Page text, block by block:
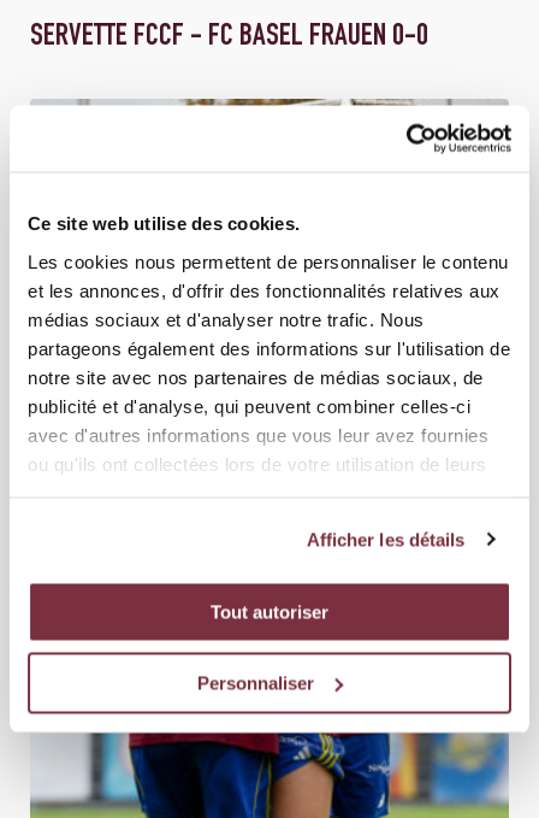
Ce site web utilise des cookies.
Les cookies nous permettent de personnaliser le contenu
et les annonces, d'offrir des fonctionnalités relatives aux
médias sociaux et d'analyser notre trafic. Nous
partageons également des informations sur l'utilisation de
notre site avec nos partenaires de médias sociaux, de
publicité et d'analyse, qui peuvent combiner celles-ci
avec d'autres informations que vous leur avez fournies
ou qu'ils ont collectées lors de votre utilisation de leurs
Afficher les détails
Tout autoriser
Personnaliser
SERVETTE FCCF - FC BASEL FRAUEN 0-0
ÉQUIPE FEMININE 21 OCTOBRE 2025
GRASSHOPPER CLUB ZÜRICH - SERVETTE FCCF